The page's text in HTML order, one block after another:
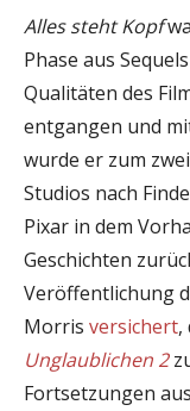
Alles steht Kopf
Phase aus
Qualitäten des
entgangen und
wurde er zum
Studios nach
Pixar in dem
Geschichten
Veröffentlichung
Morris versichert,
Unglaublichen 2
Fortsetzungen